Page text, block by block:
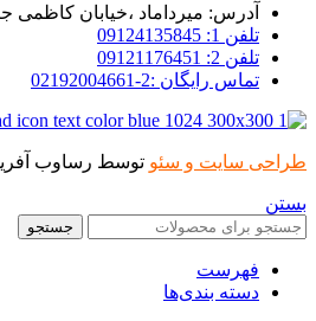
آدرس: میرداماد ،خیابان کاظمی
تلفن 1: 09124135845
تلفن 2: 09121176451
تماس رایگان :2-02192004661
طراحی سایت و سئو توسط رساوب
بستن
جستجو
فهرست
دسته بندی‌ها